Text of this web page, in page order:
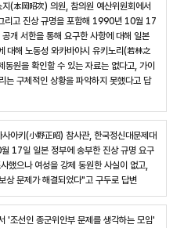
(本岡昭次) 의원, 참의원 예산위원회에서
리고 진상 규명을 포함해 1990년 10월 17
개 서한을 통해 요구한 사항에 대해 일본
대해 노동성 와카바야시 유키노리(若林之
동원을 확인할 수 있는 자료는 없다고, 가이
는 구체적인 상황을 파악하지 못했다고 답
아키(小野正昭) 참사관, 한국정신대문제대
17일 일본 정부에 송부한 진상 규명 요구
했으나 여성을 강제 동원한 사실이 없고,
상 문제가 해결되었다"고 구두로 답변
'조선인 종군위안부 문제를 생각하는 모임'